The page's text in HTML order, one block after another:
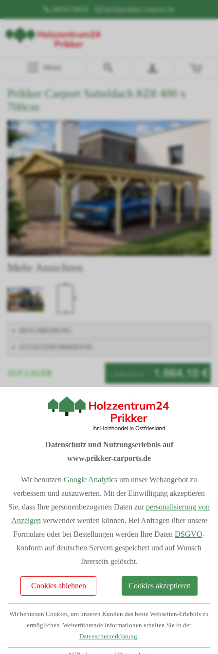
info@prikker-carports.de
Menü
Prikker Carport Satteldach KDI 400 x
700cm
Mehr Ansichten
1.849,00 € 1.664,10 €
AUF LAGER
Artikelnummer: NÜRBURGIV400700
Planen Sie Ihren Carport ganz nach Ihren Wünschen mit
Sommeraktion 10% Rabatt auf das
Grundmodell aller Carports.
Sondermodelle sind von der Aktion ausgeschlossen
hre Vorteile bei Prikker-Carports
Fachberatung: 04954 94850
Verkauf vom Hersteller
Produziert in Deutschland
Bequemer Online-Kauf
Bundesweite Lieferung
Individuelle Planung Ihres Projektes
Mehr Vorteileanzeigen
Datenschutz und Nutzungserlebnis auf
www.prikker-carports.de
Wir benutzen Google Analytics um unser Webangebot zu
verbessern und auszuwerten. Mit der Einwilligung akzeptieren
Sie, dass Ihre personenbezogenen Daten zurpersonalisierung von
Anzeigenverwendet werden können. Bei Anfragen über unsere
Formulare oder bei Bestellungen werden Ihre Daten DSGVO-
konform auf deutschen Servern gespeichert und auf Wunsch
Ihrerseits gelöscht.
Cookies ablehnen Cookies akzeptieren
Wir benutzen Cookies, um unseren Kunden das beste Webseiten-Erlebnis zu
ermöglichen. Weiterführende Informationen erhalten Sie in der
Datenschutzerklärung.